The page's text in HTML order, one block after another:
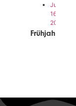
Juni
16,
2023
Frühjahrsputz